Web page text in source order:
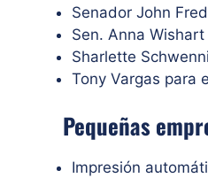
Senador John
Sen. Anna Wishart
Sharlette
Tony Vargas para
Pequeñas
Impresión